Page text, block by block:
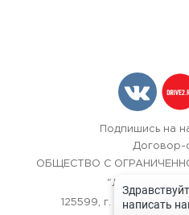
Подпишись на
Договор-
ОБЩЕСТВО С
"ЛОК БОКС
125599, г. Москва,